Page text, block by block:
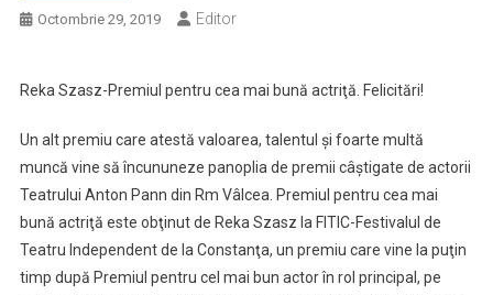
Octombrie 29, 2019 Editor
Reka Szasz-Premiul pentru cea mai bună actriţă. Felicitări!
Un alt premiu care atestă valoarea, talentul şi foarte multă
muncă vine să încununeze panoplia de premii câştigate de actorii
Teatrului Anton Pann din Rm Vâlcea. Premiul pentru cea mai
bună actriţă este obţinut de Reka Szasz la FITIC-Festivalul de
Teatru Independent de la Constanţa, un premiu care vine la puţin
timp după Premiul pentru cel mai bun actor în rol principal, pe